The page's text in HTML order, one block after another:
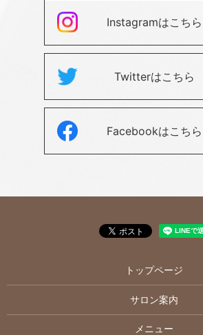
Instagramはこちら
Twitterはこちら
Facebookはこちら
トップページ
サロン案内
メニュー